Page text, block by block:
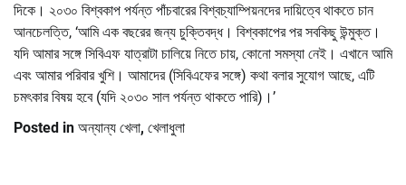
দিকে। ২০৩০ বিশ্বকাপ পর্যন্ত পাঁচবারের বিশ্বচ্যাম্পিয়নদের দায়িত্বে থাকতে চান
আনচেলত্তি, ‘আমি এক বছরের জন্য চুক্তিবদ্ধ। বিশ্বকাপের পর সবকিছু উন্মুক্ত।
যদি আমার সঙ্গে সিবিএফ যাত্রাটা চালিয়ে নিতে চায়, কোনো সমস্যা নেই। এখানে আমি
এবং আমার পরিবার খুশি। আমাদের (সিবিএফের সঙ্গে) কথা বলার সুযোগ আছে, এটি
চমৎকার বিষয় হবে (যদি ২০৩০ সাল পর্যন্ত থাকতে পারি)।’
Posted in অন্যান্য খেলা, খেলাধুলা